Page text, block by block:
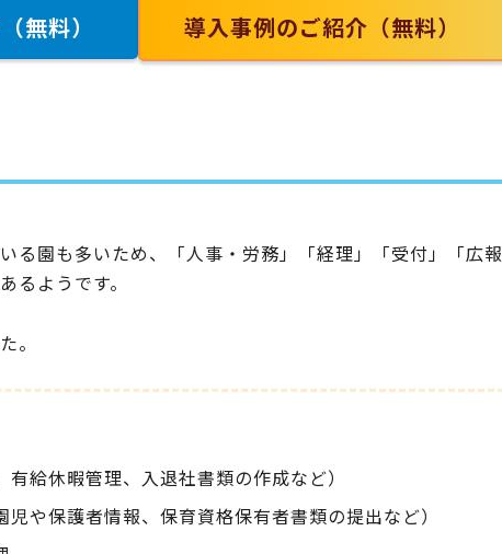
無料） 導入事例のご紹介（無料）
る園も多いため、「人事・労務」「経理」「受付」「広
るようです。
。
給休暇管理、入退社書類の作成など）
や保護者情報、保育資格保有者書類の提出など）